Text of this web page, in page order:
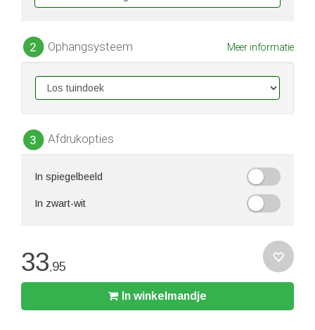
2 Ophangsysteem Meer informatie
3 Afdrukopties
In spiegelbeeld
In zwart-wit
33,95
In winkelmandje